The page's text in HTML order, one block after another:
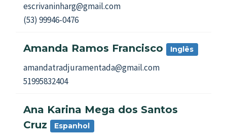
escrivaninharg@gmail.com
(53) 99946-0476
Amanda Ramos Francisco Inglês
amandatradjuramentada@gmail.com
51995832404
Ana Karina Mega dos Santos
Cruz
Espanhol